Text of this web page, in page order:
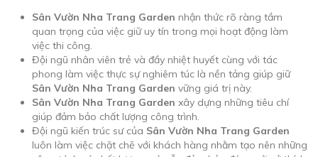
Sân Vườn Nha Trang Garden nhận thức rõ ràng tầm
quan trọng của việc giữ uy tín trong mọi hoạt động làm
việc thi công.
Đội ngũ nhân viên trẻ và đầy nhiệt huyết cùng với tác
phong làm việc thực sự nghiêm túc là nền tảng giúp giữ
Sân Vườn Nha Trang Garden vững giá trị này.
Sân Vườn Nha Trang Garden xây dựng những tiêu chí
giúp đảm bảo chất lượng công trình.
Đội ngũ kiến trúc sư của Sân Vườn Nha Trang Garden
luôn làm việc chặt chẽ với khách hàng nhằm tạo nên những